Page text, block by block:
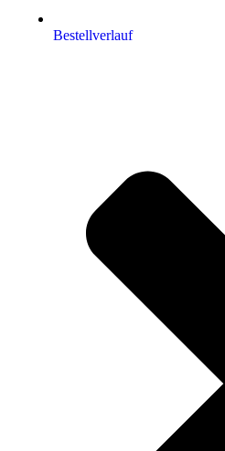
Bestellverlauf